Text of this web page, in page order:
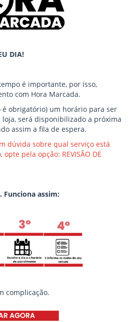
DIA!
é importante, por isso,
com Hora Marcada.
é obrigatório) um horário para ser
será disponibilizado a próxima
assim a fila de espera.
dúvida sobre qual serviço está
pela opção: REVISÃO DE
Funciona assim:
complicação.